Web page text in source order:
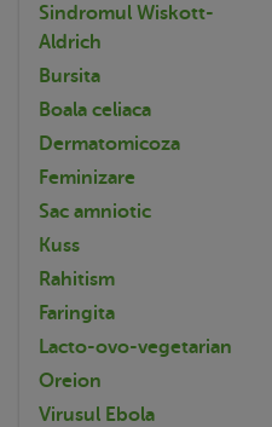
Sindromul Wiskott-
Aldrich
Bursita
Boala celiaca
Dermatomicoza
Feminizare
Sac amniotic
Kuss
Rahitism
Faringita
Lacto-ovo-vegetarian
Oreion
Virusul Ebola